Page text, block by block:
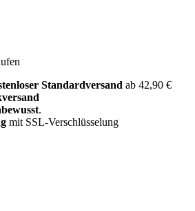
Standardversand ab 42,90 €
.
mit SSL-Verschlüsselung